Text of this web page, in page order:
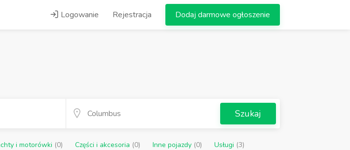
Logowanie Rejestracja Dodaj darmowe ogłoszenie
Szukaj
i motorówki (0) Części i akcesoria (0) Inne pojazdy (0) Usługi (3)